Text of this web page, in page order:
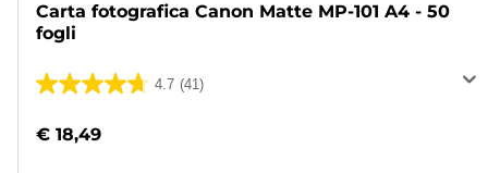
Carta fotografica Canon Matte MP-101 A4 - 50
fogli
4.7 (41)
4.7
5
€ 18,49